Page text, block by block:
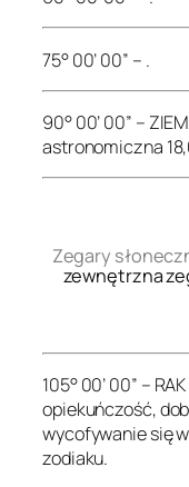
75° 00’ 00” – .
90° 00’ 00” –
astronomiczna
Zegary
zewnętrzna
105° 00’ 00” –
opiekuńczość,
wycofywanie się
zodiaku.